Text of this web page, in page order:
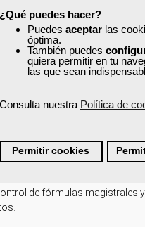
¿Qué puedes hacer?
Puedes aceptar las
óptima.
También puedes
quiera permitir en tu
las que sean
Consulta nuestra Política de
Permitir cookies
MAGISTRALES.
DE FÓRMULAS
de fórmulas magistrales